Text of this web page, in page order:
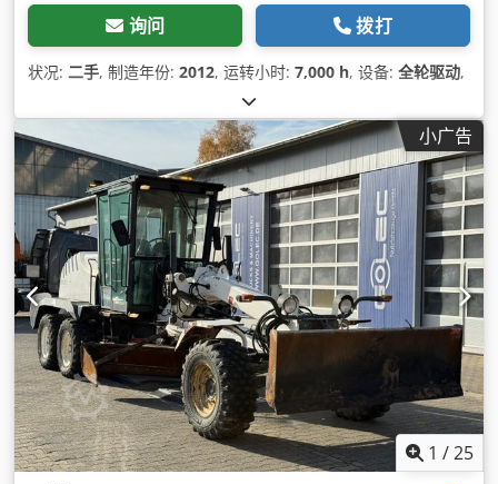
询问 拨打
状况: 二手, 制造年份: 2012, 运转小时: 7,000 h, 设备: 全轮驱动,
小广告
1 /25